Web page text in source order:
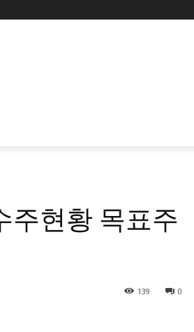
주현황 목표주
0
139